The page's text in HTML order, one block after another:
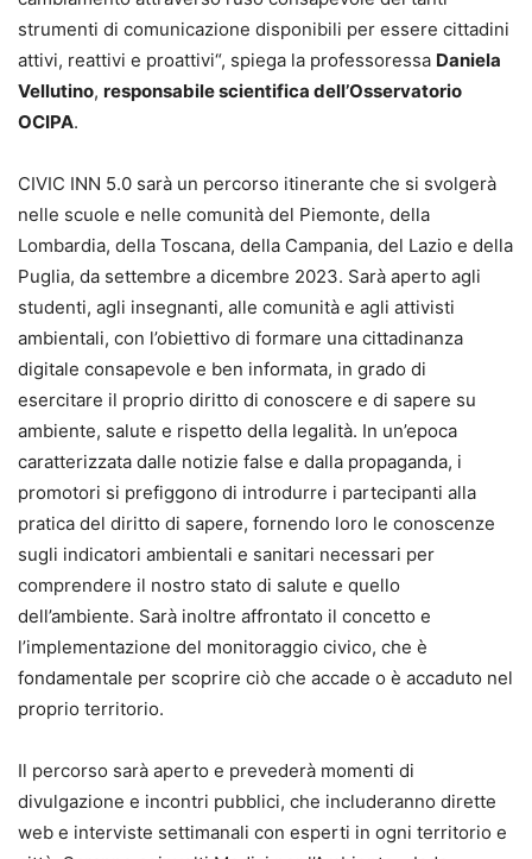
strumenti di comunicazione disponibili per essere cittadini
attivi, reattivi e proattivi“, spiega la professoressa Daniela
Vellutino, responsabile scientifica dell’Osservatorio
OCIPA.
CIVIC INN 5.0 sarà un percorso itinerante che si svolgerà
nelle scuole e nelle comunità del Piemonte, della
Lombardia, della Toscana, della Campania, del Lazio e della
Puglia, da settembre a dicembre 2023. Sarà aperto agli
studenti, agli insegnanti, alle comunità e agli attivisti
ambientali, con l’obiettivo di formare una cittadinanza
digitale consapevole e ben informata, in grado di
esercitare il proprio diritto di conoscere e di sapere su
ambiente, salute e rispetto della legalità. In un’epoca
caratterizzata dalle notizie false e dalla propaganda, i
promotori si prefiggono di introdurre i partecipanti alla
pratica del diritto di sapere, fornendo loro le conoscenze
sugli indicatori ambientali e sanitari necessari per
comprendere il nostro stato di salute e quello
dell’ambiente. Sarà inoltre affrontato il concetto e
l’implementazione del monitoraggio civico, che è
fondamentale per scoprire ciò che accade o è accaduto nel
proprio territorio.
Il percorso sarà aperto e prevederà momenti di
divulgazione e incontri pubblici, che includeranno dirette
web e interviste settimanali con esperti in ogni territorio e